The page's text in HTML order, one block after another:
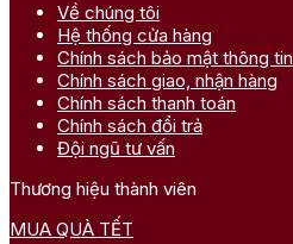
Về chúng tôi
Hệ thống cửa hàng
Chính sách bảo mật thông tin
Chính sách giao, nhận hàng
Chính sách thanh toán
Chính sách đổi trả
Đội ngũ tư vấn
Thương hiệu thành viên
MUA QUÀ TẾT